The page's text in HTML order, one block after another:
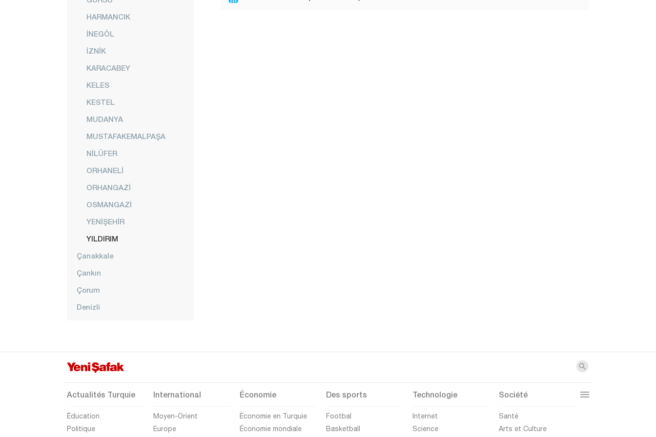
HARMANCIK
İNEGÖL
İZNİK
KARACABEY
KELES
KESTEL
MUDANYA
MUSTAFAKEMALPAŞA
NİLÜFER
ORHANELİ
ORHANGAZİ
OSMANGAZİ
YENİŞEHİR
YILDIRIM
Çanakkale
Çankırı
Çorum
Denizli
Elazığ
Erzincan
Eskişehir
Actualités Turquie
Éducation
Politique
International
Moyen-Orient
Europe
Économie
Économie en Turquie
Économie mondiale
Des sports
Footbal
Basketball
Technologie
Internet
Science
Société
Santé
Arts et Culture